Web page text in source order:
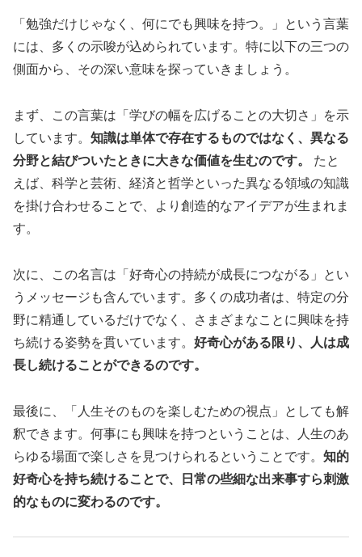
「勉強だけじゃなく、何にでも興味を持つ。」という言葉
には、多くの示唆が込められています。特に以下の三つの
側面から、その深い意味を探っていきましょう。
まず、この言葉は「学びの幅を広げることの大切さ」を示
しています。 知識は単体で存在するものではなく、異なる
分野と結びついたときに大きな価値を生むのです。
たと
えば、科学と芸術、経済と哲学といった異なる領域の知識
を掛け合わせることで、より創造的なアイデアが生まれま
す。
次に、この名言は「好奇心の持続が成長につながる」とい
うメッセージも含んでいます。多くの成功者は、特定の分
野に精通しているだけでなく、さまざまなことに興味を持
ち続ける姿勢を貫いています。 好奇心がある限り、人は成
長し続けることができるのです。
最後に、「人生そのものを楽しむための視点」としても解
釈できます。何事にも興味を持つということは、人生のあ
らゆる場面で楽しさを見つけられるということです。 知的
好奇心を持ち続けることで、日常の些細な出来事すら刺激
的なものに変わるのです。